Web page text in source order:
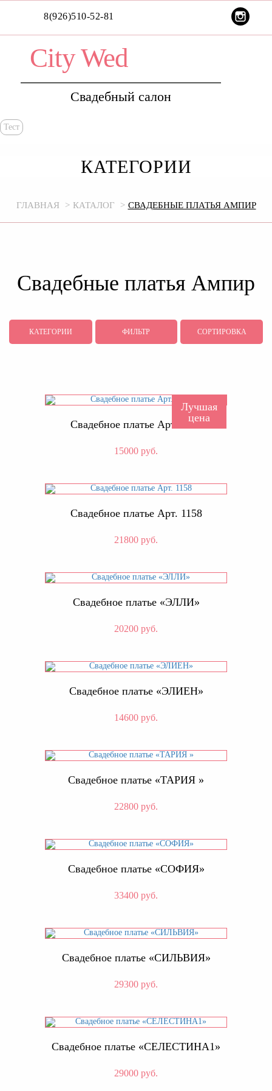
8(926)510-52-81
City Wed
Свадебный салон
Тест
КАТЕГОРИИ
ГЛАВНАЯ КАТАЛОГ СВАДЕБНЫЕ ПЛАТЬЯ АМПИР
Свадебные платья Ампир
КАТЕГОРИИ ФИЛЬТР СОРТИРОВКА
Лучшая
цена
Свадебное платье Арт. 1181
15000 руб.
Свадебное платье Арт. 1158
21800 руб.
Свадебное платье «ЭЛЛИ»
20200 руб.
Свадебное платье «ЭЛИЕН»
14600 руб.
Свадебное платье «ТАРИЯ »
22800 руб.
Свадебное платье «СОФИЯ»
33400 руб.
Свадебное платье «СИЛЬВИЯ»
29300 руб.
Свадебное платье «СЕЛЕСТИНА1»
29000 руб.